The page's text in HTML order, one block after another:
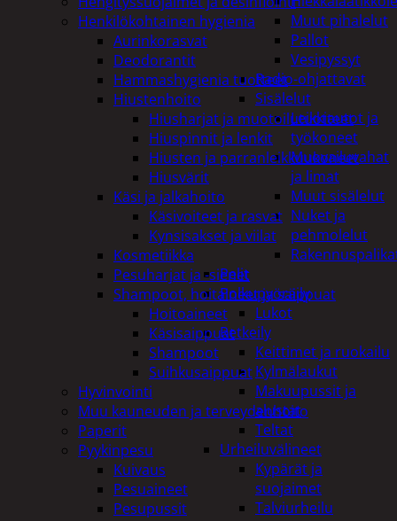
Muut pihalelut
Pallot
Vesipyssyt
Radio-ohjattavat
Sisälelut
Leikkiautot ja
työkoneet
Muovailuvahat
ja limat
Muut sisälelut
Nuket ja
pehmolelut
Pelit
Polkupyöräily
Lukot
Retkeily
Keittimet ja ruokailu
Kylmälaukut
Makuupussit ja
alustat
Teltat
Urheiluvälineet
Kypärät ja
suojaimet
Talviurheilu
Henkilökohtainen hygienia
Aurinkorasvat
Deodorantit
Hammashygienia tuotteet
Hiustenhoito
Hiusharjat ja muotoilutuotteet
Hiuspinnit ja lenkit
Hiusten ja parranleikkuukoneet
Hiusvärit
Käsi ja jalkahoito
Käsivoiteet ja rasvat
Kynsisakset ja viilat
Kosmetiikka
Pesuharjat ja -sienet
Shampoot, hoitaineet ja saippuat
Hoitoaineet
Käsisaippuat
Shampoot
Suihkusaippuat
Hyvinvointi
Muu kauneuden ja terveydenhoito
Paperit
Pyykinpesu
Kuivaus
Pesuaineet
Pesupussit